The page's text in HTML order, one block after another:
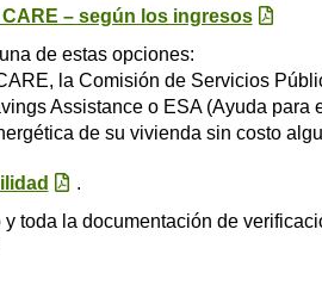
– según los ingresos
de estas opciones:
la Comisión de Servicios
Assistance o ESA (Ayuda para
de su vivienda sin costo
.
toda la documentación de